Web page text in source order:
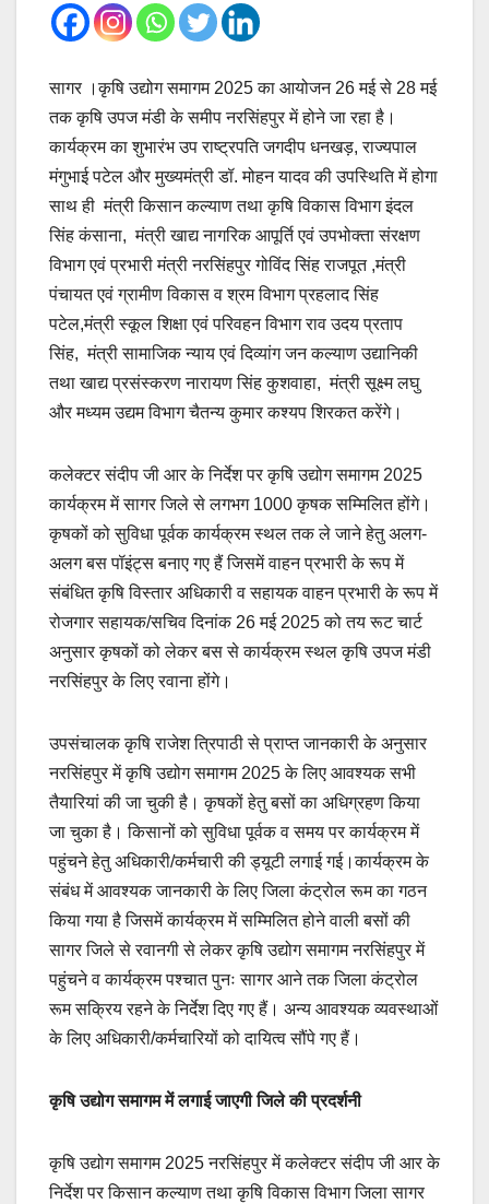
सागर ।कृषि उद्योग समागम 2025 का आयोजन 26 मई से 28 मई
तक कृषि उपज मंडी के समीप नरसिंहपुर में होने जा रहा है।
कार्यक्रम का शुभारंभ उप राष्ट्रपति जगदीप धनखड़, राज्यपाल
मंगुभाई पटेल और मुख्यमंत्री डॉ. मोहन यादव की उपस्थिति में होगा
साथ ही मंत्री किसान कल्याण तथा कृषि विकास विभाग इंदल
सिंह कंसाना, मंत्री खाद्य नागरिक आपूर्ति एवं उपभोक्ता संरक्षण
विभाग एवं प्रभारी मंत्री नरसिंहपुर गोविंद सिंह राजपूत ,मंत्री
पंचायत एवं ग्रामीण विकास व श्रम विभाग प्रहलाद सिंह
पटेल,मंत्री स्कूल शिक्षा एवं परिवहन विभाग राव उदय प्रताप
सिंह, मंत्री सामाजिक न्याय एवं दिव्यांग जन कल्याण उद्यानिकी
तथा खाद्य प्रसंस्करण नारायण सिंह कुशवाहा, मंत्री सूक्ष्म लघु
और मध्यम उद्यम विभाग चैतन्य कुमार कश्यप शिरकत करेंगे।
कलेक्टर संदीप जी आर के निर्देश पर कृषि उद्योग समागम 2025
कार्यक्रम में सागर जिले से लगभग 1000 कृषक सम्मिलित होंगे।
कृषकों को सुविधा पूर्वक कार्यक्रम स्थल तक ले जाने हेतु अलग-
अलग बस पॉइंट्स बनाए गए हैं जिसमें वाहन प्रभारी के रूप में
संबंधित कृषि विस्तार अधिकारी व सहायक वाहन प्रभारी के रूप में
रोजगार सहायक/सचिव दिनांक 26 मई 2025 को तय रूट चार्ट
अनुसार कृषकों को लेकर बस से कार्यक्रम स्थल कृषि उपज मंडी
नरसिंहपुर के लिए रवाना होंगे।
उपसंचालक कृषि राजेश त्रिपाठी से प्राप्त जानकारी के अनुसार
नरसिंहपुर में कृषि उद्योग समागम 2025 के लिए आवश्यक सभी
तैयारियां की जा चुकी है। कृषकों हेतु बसों का अधिग्रहण किया
जा चुका है। किसानों को सुविधा पूर्वक व समय पर कार्यक्रम में
पहुंचने हेतु अधिकारी/कर्मचारी की ड्यूटी लगाई गई।कार्यक्रम के
संबंध में आवश्यक जानकारी के लिए जिला कंट्रोल रूम का गठन
किया गया है जिसमें कार्यक्रम में सम्मिलित होने वाली बसों की
सागर जिले से रवानगी से लेकर कृषि उद्योग समागम नरसिंहपुर में
पहुंचने व कार्यक्रम पश्चात पुनः सागर आने तक जिला कंट्रोल
रूम सक्रिय रहने के निर्देश दिए गए हैं। अन्य आवश्यक व्यवस्थाओं
के लिए अधिकारी/कर्मचारियों को दायित्व सौंपे गए हैं।
कृषि उद्योग समागम में लगाई जाएगी जिले की प्रदर्शनी
कृषि उद्योग समागम 2025 नरसिंहपुर में कलेक्टर संदीप जी आर के
निर्देश पर किसान कल्याण तथा कृषि विकास विभाग जिला सागर